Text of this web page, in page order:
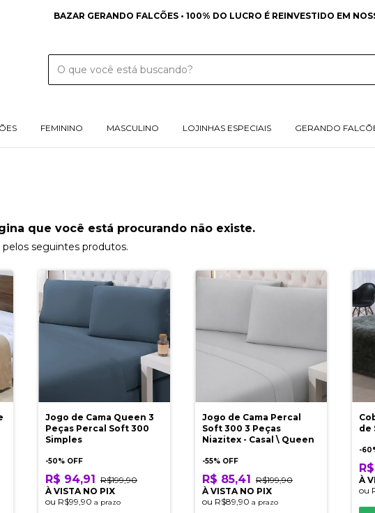
BAZAR GERANDO FALCÕES • 100% DO LUCRO É REINVESTIDO EM
FEMININO MASCULINO LOJINHAS ESPECIAIS GERANDO
que você está procurando não existe.
seguintes produtos.
Jogo de Cama Queen 3
Peças Percal Soft 300
Simples
-50% OFF
R$ 94,91
R$199,90
À VISTA NO PIX
ou R$99,90 a prazo
Jogo de Cama Percal
Soft 300 3 Peças
Niazitex - Casal \ Queen
-55% OFF
R$ 85,41
R$199,90
À VISTA NO PIX
ou R$89,90 a prazo
de
-60
À
ou